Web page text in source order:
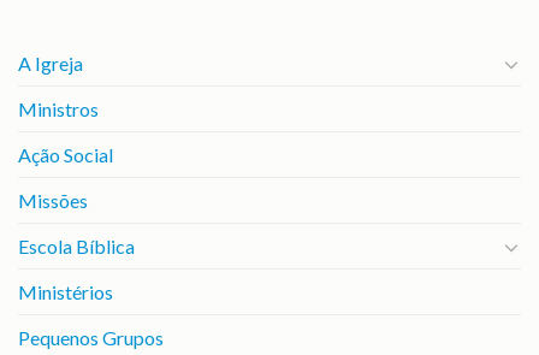
A Igreja
Ministros
Ação Social
Missões
Escola Bíblica
Ministérios
Pequenos Grupos